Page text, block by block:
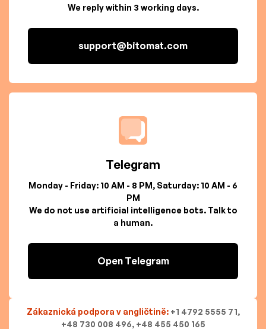
We reply within 3 working days.
support@bitomat.com
Telegram
Monday - Friday: 10 AM - 8 PM, Saturday: 10 AM - 6
PM
We do not use artificial intelligence bots. Talk to
a human.
Open Telegram
Zákaznická podpora v angličtině: +1 4792 5555 71,
+48 730 008 496, +48 455 450 165